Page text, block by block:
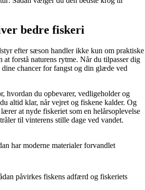
bedre fiskeri
efter sæson handler ikke kun om praktiske
at forstå naturens rytme. Når du tilpasser dig
dine chancer for fangst og din glæde ved
hvordan du opbevarer, vedligeholder og
altid klar, når vejret og fiskene kalder. Og
at nyde fiskeriet som en helårsoplevelse
til vinterens stille dage ved vandet.
har moderne materialer forvandlet
påvirkes fiskens adfærd og fiskeriets